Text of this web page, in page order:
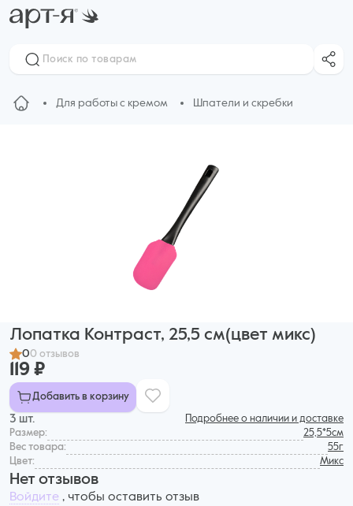
Для работы с кремом Шпатели и скребки
Лопатка Контраст, 25,5 см(цвет микс)
00 отзывов
119 ₽
Добавить в корзину
3 шт.
Подробнее о наличии и доставке
Размер:
25,5*5см
Вес товара:
55г
Цвет:
Микс
Нет отзывов
Войдите , чтобы оставить отзыв